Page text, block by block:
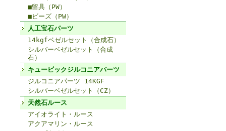
■留具（PW）
■ビーズ（PW）
人工宝石パーツ
14kgfベゼルセット（合成石）
シルバーベゼルセット（合成
石）
キュービックジルコニアパーツ
ジルコニアパーツ 14KGF
シルバーベゼルセット（CZ）
天然石ルース
アイオライト・ルース
アクアマリン・ルース